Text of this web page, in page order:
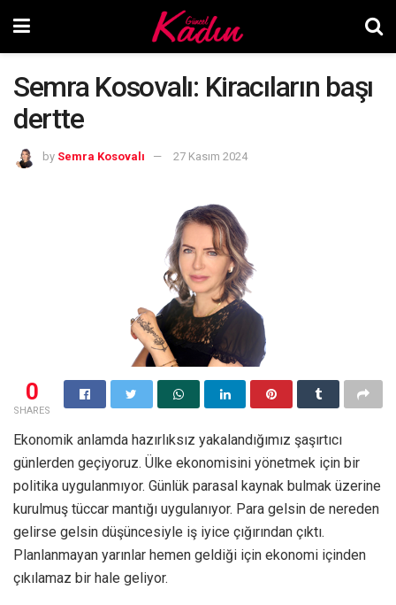
Semra Kosovalı: Kiracıların başı
dertte
by Semra Kosovalı 27 Kasım 2024
0
SHARES
Ekonomik anlamda hazırlıksız yakalandığımız şaşırtıcı
günlerden geçiyoruz. Ülke ekonomisini yönetmek için bir
politika uygulanmıyor. Günlük parasal kaynak bulmak üzerine
kurulmuş tüccar mantığı uygulanıyor. Para gelsin de nereden
gelirse gelsin düşüncesiyle iş iyice çığırından çıktı.
Planlanmayan yarınlar hemen geldiği için ekonomi içinden
çıkılamaz bir hale geliyor.